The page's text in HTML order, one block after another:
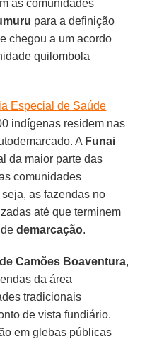
as comunidades
para a definição
chegou a um acordo
quilombola
Especial de Saúde
indígenas residem nas
A Funai
da maior parte das
comunidades
as fazendas no
até que terminem
dedemarcação.
Camões Boaventura,
da área
tradicionais
de vista fundiário.
em glebas públicas